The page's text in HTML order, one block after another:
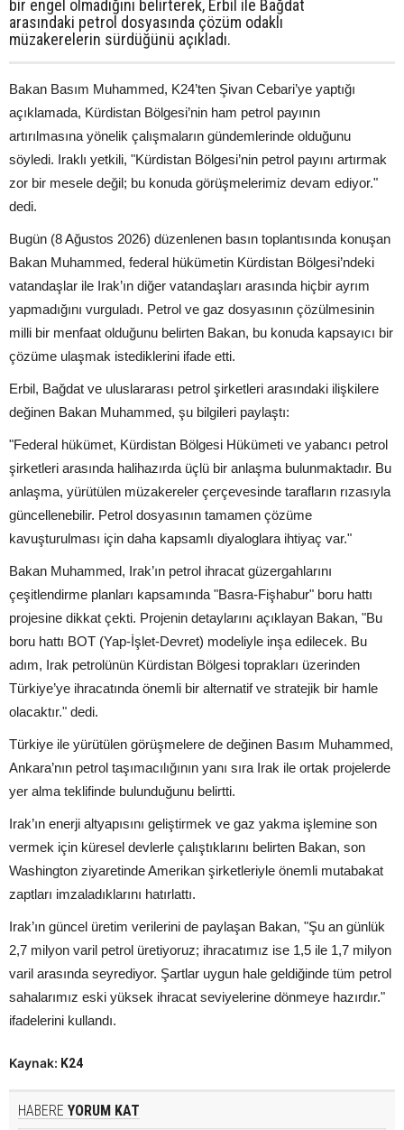
bir engel olmadığını belirterek, Erbil ile Bağdat
arasındaki petrol dosyasında çözüm odaklı
müzakerelerin sürdüğünü açıkladı.
Bakan Basım Muhammed, K24’ten Şivan Cebari’ye yaptığı
açıklamada, Kürdistan Bölgesi’nin ham petrol payının
artırılmasına yönelik çalışmaların gündemlerinde olduğunu
söyledi. Iraklı yetkili, "Kürdistan Bölgesi’nin petrol payını artırmak
zor bir mesele değil; bu konuda görüşmelerimiz devam ediyor."
dedi.
Bugün (8 Ağustos 2026) düzenlenen basın toplantısında konuşan
Bakan Muhammed, federal hükümetin Kürdistan Bölgesi’ndeki
vatandaşlar ile Irak’ın diğer vatandaşları arasında hiçbir ayrım
yapmadığını vurguladı. Petrol ve gaz dosyasının çözülmesinin
milli bir menfaat olduğunu belirten Bakan, bu konuda kapsayıcı bir
çözüme ulaşmak istediklerini ifade etti.
Erbil, Bağdat ve uluslararası petrol şirketleri arasındaki ilişkilere
değinen Bakan Muhammed, şu bilgileri paylaştı:
"Federal hükümet, Kürdistan Bölgesi Hükümeti ve yabancı petrol
şirketleri arasında halihazırda üçlü bir anlaşma bulunmaktadır. Bu
anlaşma, yürütülen müzakereler çerçevesinde tarafların rızasıyla
güncellenebilir. Petrol dosyasının tamamen çözüme
kavuşturulması için daha kapsamlı diyaloglara ihtiyaç var."
Bakan Muhammed, Irak’ın petrol ihracat güzergahlarını
çeşitlendirme planları kapsamında "Basra-Fişhabur" boru hattı
projesine dikkat çekti. Projenin detaylarını açıklayan Bakan, "Bu
boru hattı BOT (Yap-İşlet-Devret) modeliyle inşa edilecek. Bu
adım, Irak petrolünün Kürdistan Bölgesi toprakları üzerinden
Türkiye’ye ihracatında önemli bir alternatif ve stratejik bir hamle
olacaktır." dedi.
Türkiye ile yürütülen görüşmelere de değinen Basım Muhammed,
Ankara’nın petrol taşımacılığının yanı sıra Irak ile ortak projelerde
yer alma teklifinde bulunduğunu belirtti.
Irak’ın enerji altyapısını geliştirmek ve gaz yakma işlemine son
vermek için küresel devlerle çalıştıklarını belirten Bakan, son
Washington ziyaretinde Amerikan şirketleriyle önemli mutabakat
zaptları imzaladıklarını hatırlattı.
Irak’ın güncel üretim verilerini de paylaşan Bakan, "Şu an günlük
2,7 milyon varil petrol üretiyoruz; ihracatımız ise 1,5 ile 1,7 milyon
varil arasında seyrediyor. Şartlar uygun hale geldiğinde tüm petrol
sahalarımız eski yüksek ihracat seviyelerine dönmeye hazırdır."
ifadelerini kullandı.
Kaynak: K24
HABERE YORUM KAT